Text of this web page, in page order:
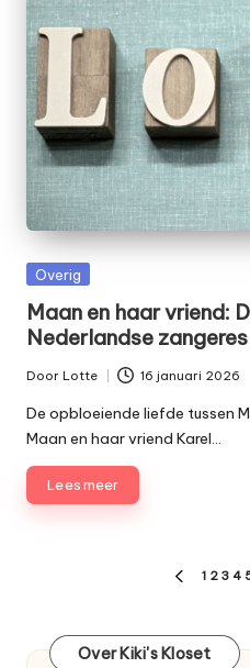
Geplaatst
Overig
Maan en haar vriend:
Nederlandse zangeres
Geplaatst
door
Door Lotte 16 januari 2026
De opbloeiende liefde tussen
Maan en haar vriend Karel…
Lees meer
BerichtenVORIGE
1 2 3 4
Over Kiki's Kloset